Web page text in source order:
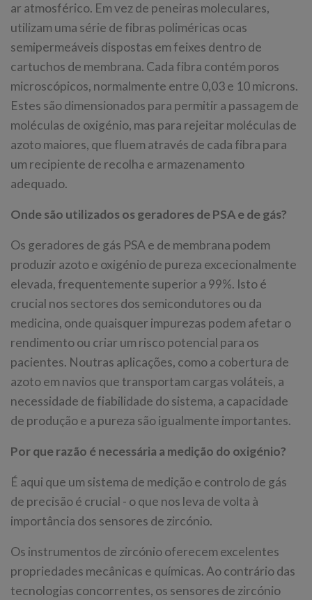
ar atmosférico. Em vez de peneiras moleculares,
utilizam uma série de fibras poliméricas ocas
semipermeáveis dispostas em feixes dentro de
cartuchos de membrana. Cada fibra contém poros
microscópicos, normalmente entre 0,03 e 10 microns.
Estes são dimensionados para permitir a passagem de
moléculas de oxigénio, mas para rejeitar moléculas de
azoto maiores, que fluem através de cada fibra para
um recipiente de recolha e armazenamento
adequado.
Onde são utilizados os geradores de PSA e de gás?
Os geradores de gás PSA e de membrana podem
produzir azoto e oxigénio de pureza excecionalmente
elevada, frequentemente superior a 99%. Isto é
crucial nos sectores dos semicondutores ou da
medicina, onde quaisquer impurezas podem afetar o
rendimento ou criar um risco potencial para os
pacientes. Noutras aplicações, como a cobertura de
azoto em navios que transportam cargas voláteis, a
necessidade de fiabilidade do sistema, a capacidade
de produção e a pureza são igualmente importantes.
Por que razão é necessária a medição do oxigénio?
É aqui que um sistema de medição e controlo de gás
de precisão é crucial - o que nos leva de volta à
importância dos sensores de zircónio.
Os instrumentos de zircónio oferecem excelentes
propriedades mecânicas e químicas. Ao contrário das
tecnologias concorrentes, os sensores de zircónio